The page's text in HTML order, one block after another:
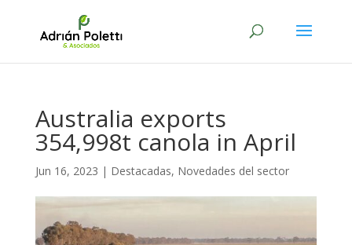
Australia exports
354,998t canola in April
Jun 16, 2023 | Destacadas, Novedades del sector